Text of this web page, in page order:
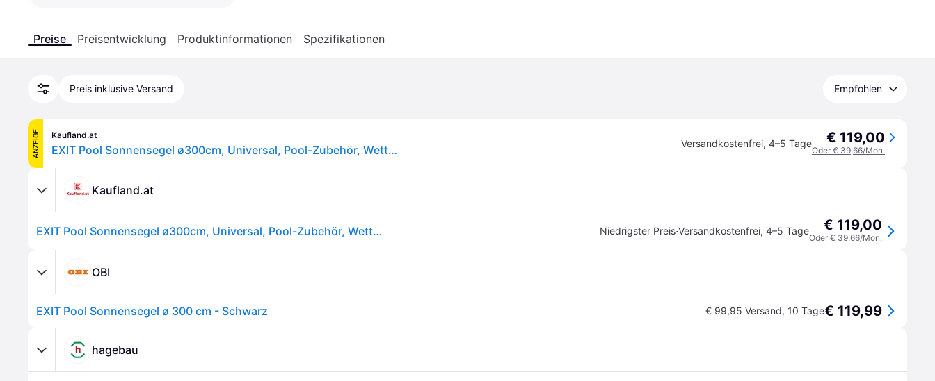
Preise Preisentwicklung Produktinformationen Spezifikationen
Preis inklusive Versand Empfohlen
ANZEIGE Kaufland.at
EXIT Pool Sonnensegel ø300cm, Universal, Pool-Zubehör, Wetterfest Versandkostenfrei, 4–5 Tage € 119,00
Oder € 39,66/Mon.
Kaufland.at
EXIT Pool Sonnensegel ø300cm, Universal, Pool-Zubehör, Wetterfest Niedrigster Preis·Versandkostenfrei, 4–5 Tage € 119,00
Oder € 39,66/Mon.
OBI
EXIT Pool Sonnensegel ø 300 cm - Schwarz € 99,95 Versand, 10 Tage€ 119,99
hagebau